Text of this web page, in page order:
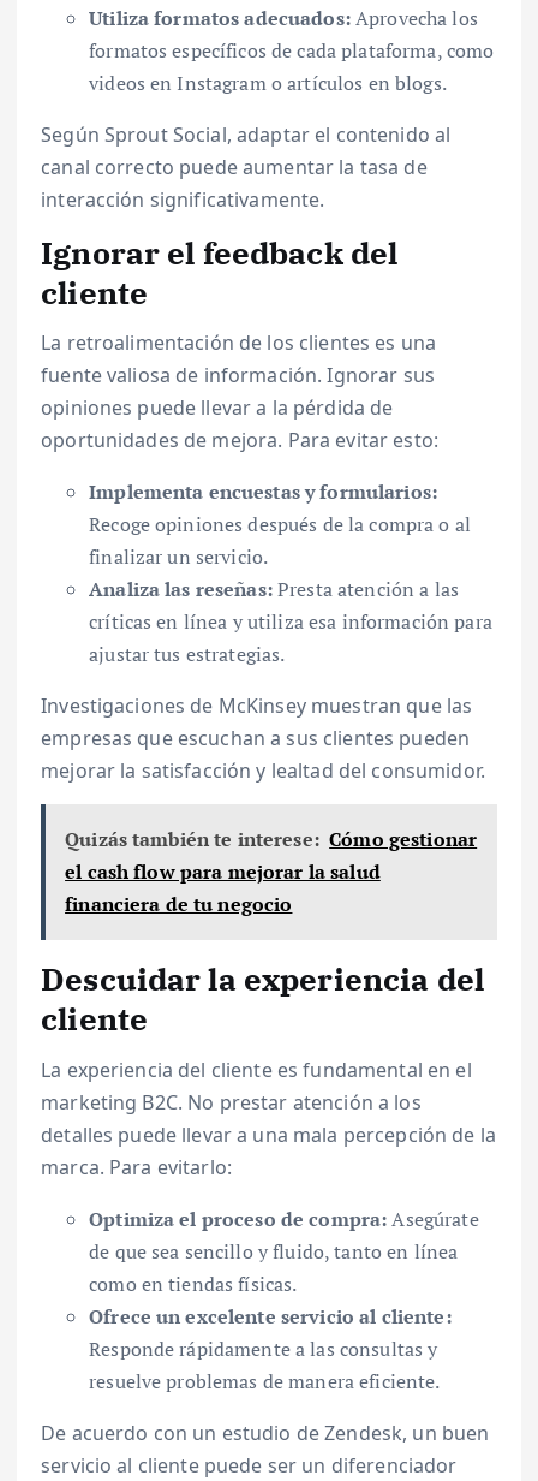
Utiliza formatos adecuados:Aprovecha los
formatos específicos de cada plataforma, como
videos en Instagram o artículos en blogs.
Según Sprout Social, adaptar el contenido al
canal correcto puede aumentar la tasa de
interacción significativamente.
Ignorar el feedback del
cliente
La retroalimentación de los clientes es una
fuente valiosa de información. Ignorar sus
opiniones puede llevar a la pérdida de
oportunidades de mejora. Para evitar esto:
Implementa encuestas y formularios:
Recoge opiniones después de la compra o al
finalizar un servicio.
Analiza las reseñas:Presta atención a las
críticas en línea y utiliza esa información para
ajustar tus estrategias.
Investigaciones de McKinsey muestran que las
empresas que escuchan a sus clientes pueden
mejorar la satisfacción y lealtad del consumidor.
Quizás también te interese: Cómo gestionar
el cash flow para mejorar la salud
financiera de tu negocio
Descuidar la experiencia del
cliente
La experiencia del cliente es fundamental en el
marketing B2C. No prestar atención a los
detalles puede llevar a una mala percepción de la
marca. Para evitarlo:
Optimiza el proceso de compra:Asegúrate
de que sea sencillo y fluido, tanto en línea
como en tiendas físicas.
Ofrece un excelente servicio al cliente:
Responde rápidamente a las consultas y
resuelve problemas de manera eficiente.
De acuerdo con un estudio de Zendesk, un buen
servicio al cliente puede ser un diferenciador